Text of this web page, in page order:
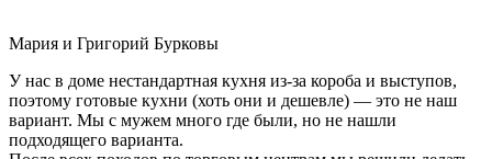
Мария и Григорий Бурковы
У нас в доме нестандартная кухня из-за короба и выступов,
поэтому готовые кухни (хоть они и дешевле) — это не наш
вариант. Мы с мужем много где были, но не нашли
подходящего варианта.